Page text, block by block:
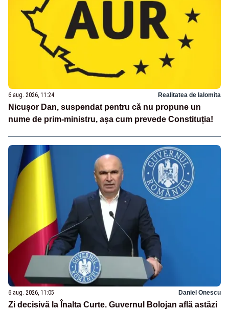
6 aug. 2026, 11:24 Realitatea de Ialomita
Nicușor Dan, suspendat pentru că nu propune un
nume de prim-ministru, așa cum prevede Constituția!
6 aug. 2026, 11:05 Daniel Onescu
Zi decisivă la Înalta Curte. Guvernul Bolojan află astăzi